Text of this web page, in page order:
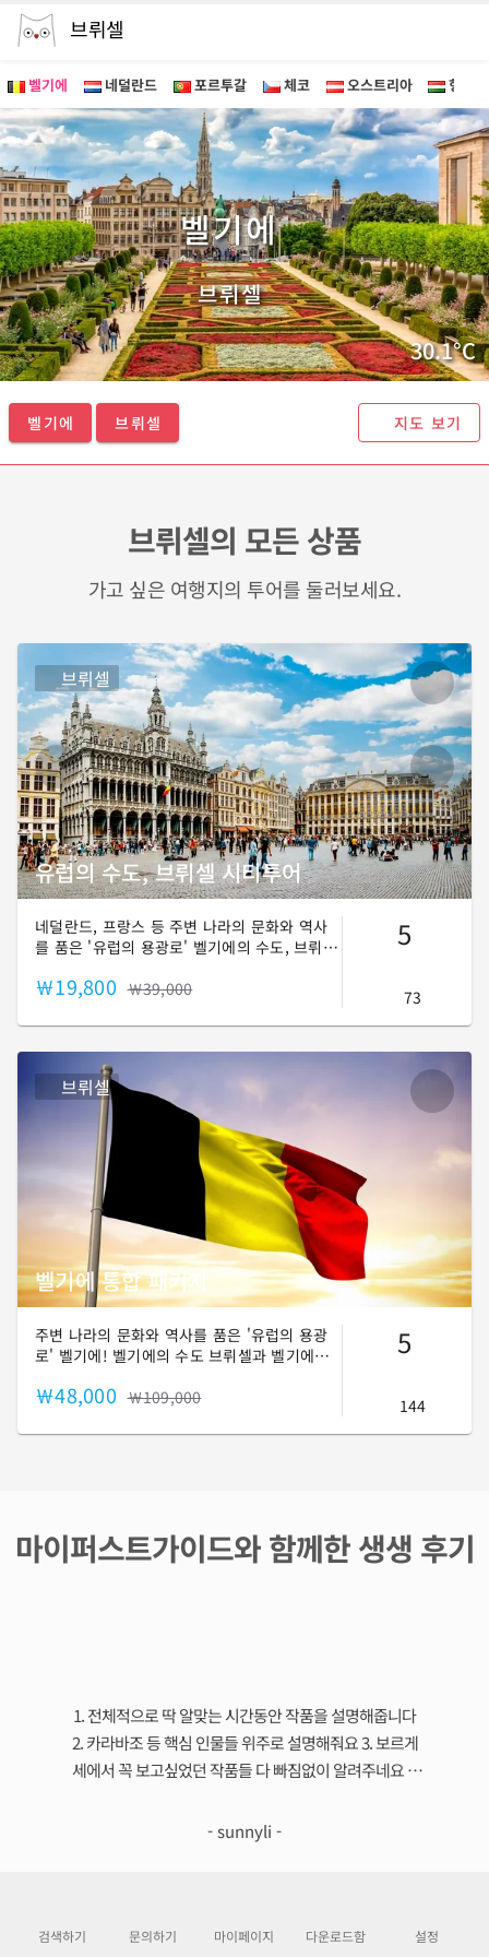
브뤼셀
벨기에 네덜란드 포르투갈 체코 오스트리아 헝가리
벨기에 브뤼셀 투어 - 마이퍼스트가이드
벨기에
브뤼셀
30.1°C
벨기에 브뤼셀 지도 보기
브뤼셀의 모든 상품
가고 싶은 여행지의 투어를 둘러보세요.
브뤼셀
유럽의 수도, 브뤼셀 시티투어
네덜란드, 프랑스 등 주변 나라의 문화와 역사
를 품은 '유럽의 용광로' 벨기에의 수도, 브뤼
오줌싸개 동상, 예술의 언덕 등 브뤼셀의 대표
뤼셀만의 분위기와 먹거리를 즐기러 떠나보시
죠~! 😆
￦19,800 ￦39,000
5
73
브뤼셀
벨기에 통합 패키지
주변 나라의 문화와 역사를 품은 '유럽의 용광
로' 벨기에! 벨기에의 수도 브뤼셀과 벨기에에
겐트를 모두 즐겨보세요!
￦48,000 ￦109,000
5
144
마이퍼스트가이드와 함께한 생생 후기
1. 전체적으로 딱 알맞는 시간동안 작품을 설명해줍니다
2. 카라바조 등 핵심 인물들 위주로 설명해줘요 3. 보르게
세에서 꼭 보고싶었던 작품들 다 빠짐없이 알려주네요 4.
드였으면 다시 설명 못들을텐데, 다시 돌려서 들을 수 있
- sunnyli -
검색하기 문의하기 마이페이지 다운로드함 설정